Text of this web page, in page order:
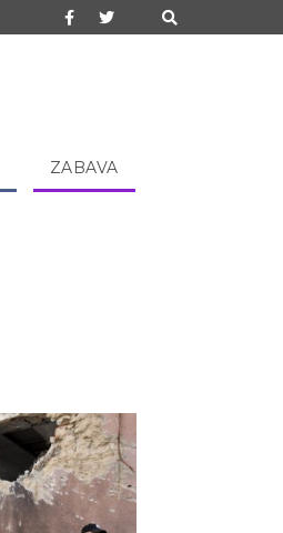
ZABAVA